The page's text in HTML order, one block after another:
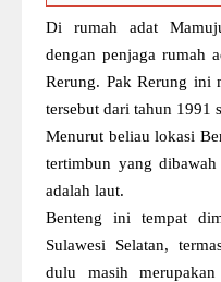
Di rumah adat
dengan penjaga rumah
Rerung. Pak Rerung ini
tersebut dari tahun 1991
Menurut beliau lokasi
tertimbun yang
adalah laut.
Benteng ini tempat
Sulawesi Selatan,
dulu masih